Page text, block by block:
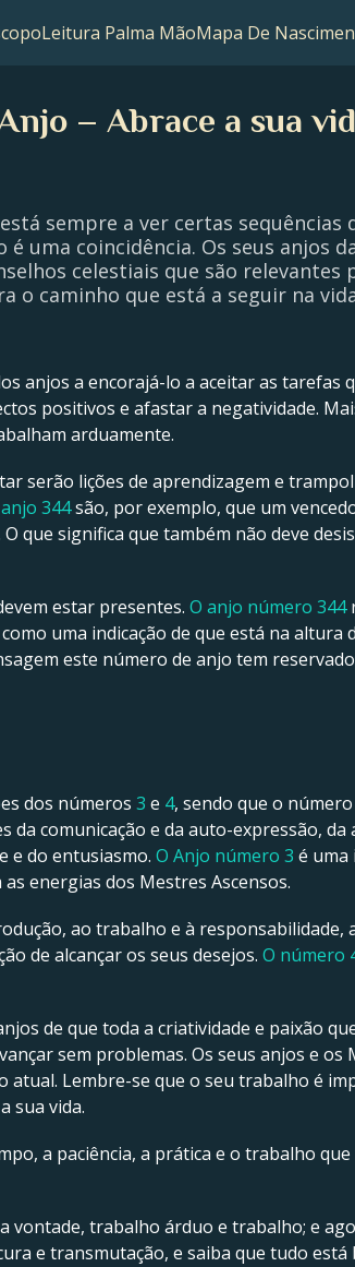
Leitura Palma MãoMapa De
– Abrace a sua
está sempre a ver certas
é uma coincidência. Os seus anjos
celestiais que são
o caminho que está a seguir na
anjos a encorajá-lo a aceitar as tarefas
positivos e afastar a negatividade.
arduamente.
serão lições de aprendizagem e
344são, por exemplo, que um
que significa que também não deve
estar presentes. O anjo número 344
uma indicação de que está na altura
este número de anjo tem
dos números 3 e 4, sendo que o
comunicação e da auto-expressão,
e do entusiasmo. O Anjo número 3 é uma
energias dos Mestres Ascensos.
ao trabalho e à responsabilidade,
de alcançar os seus desejos. O número
de que toda a criatividade e paixão
sem problemas. Os seus anjos e
Lembre-se que o seu trabalho é
sua vida.
a paciência, a prática e o trabalho
vontade, trabalho árduo e trabalho; e
e transmutação, e saiba que tudo está